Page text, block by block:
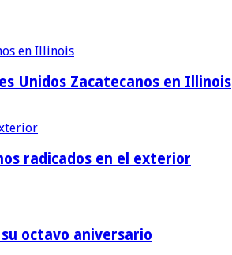
Unidos Zacatecanos en Illinois
radicados en el exterior
su octavo aniversario